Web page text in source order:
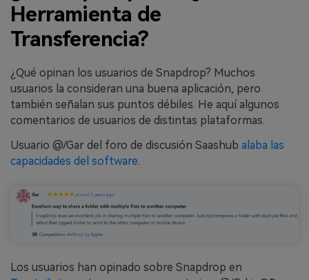
Herramienta de
Transferencia?
¿Qué opinan los usuarios de Snapdrop? Muchos
usuarios la consideran una buena aplicación, pero
también señalan sus puntos débiles. He aquí algunos
comentarios de usuarios de distintas plataformas.
Usuario @/Gar del foro de discusión Saashub alaba las
capacidades del software.
Los usuarios han opinado sobre Snapdrop en